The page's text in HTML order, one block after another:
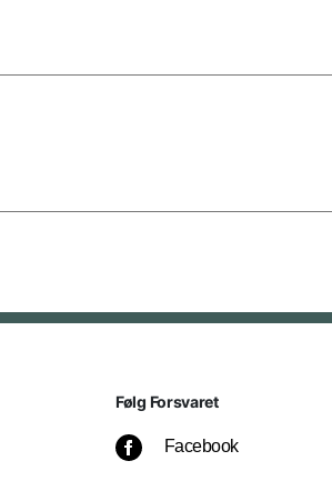
Følg Forsvaret
Facebook